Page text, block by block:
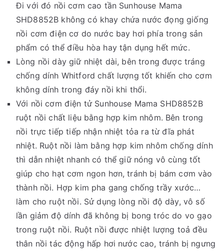
Đi với đó nồi cơm cao tần Sunhouse Mama
SHD8852B không có khay chứa nước đọng giống
nồi cơm điện cơ do nước bay hơi phía trong sản
phẩm có thể điều hòa hay tận dụng hết mức.
Lòng nồi dày giữ nhiệt dài, bên trong được tráng
chống dính Whitford chất lượng tốt khiến cho cơm
không dính trong đáy nồi khi thổi.
Với nồi cơm điện tử Sunhouse Mama SHD8852B
ruột nồi chất liệu bằng hợp kim nhôm. Bên trong
nồi trực tiếp tiếp nhận nhiệt tỏa ra từ đĩa phát
nhiệt. Ruột nồi làm bằng hợp kim nhôm chống dính
thì dẫn nhiệt nhanh có thể giữ nóng vô cùng tốt
giúp cho hạt cơm ngon hơn, tránh bị bám cơm vào
thành nồi. Hợp kim pha gang chống trầy xước…
làm cho ruột nồi. Sử dụng lòng nồi độ dày, vô số
lần giảm độ dính đã không bị bong tróc do vo gạo
trong ruột nồi. Ruột nồi được nhiệt lượng toả đều
thân nồi tác động hấp hơi nước cao, tránh bị ngưng